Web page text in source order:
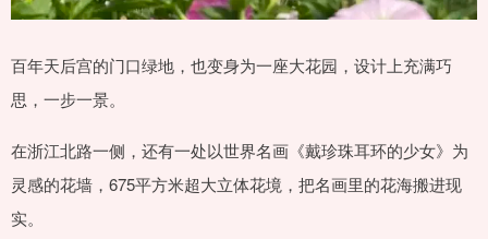
百年天后宫的门口绿地，也变身为一座大花园，设计上充满巧
思，一步一景。
在浙江北路一侧，还有一处以世界名画《戴珍珠耳环的少女》为
灵感的花墙，675平方米超大立体花境，把名画里的花海搬进现
实。